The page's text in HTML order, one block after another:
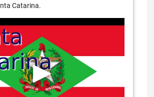
Catarina.